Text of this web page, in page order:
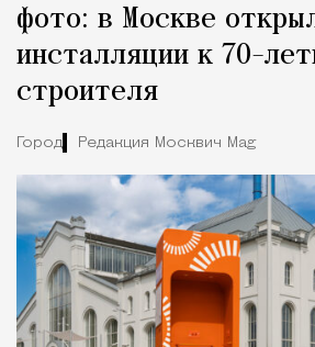
фото: в Москве
инсталляции к 70-
строителя
Город Редакция Москвич Mag